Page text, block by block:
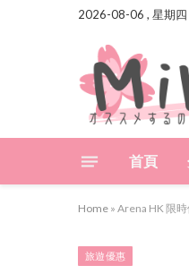
2026-08-06 , 星期四
首頁
Home » Arena HK 限
旅遊優惠